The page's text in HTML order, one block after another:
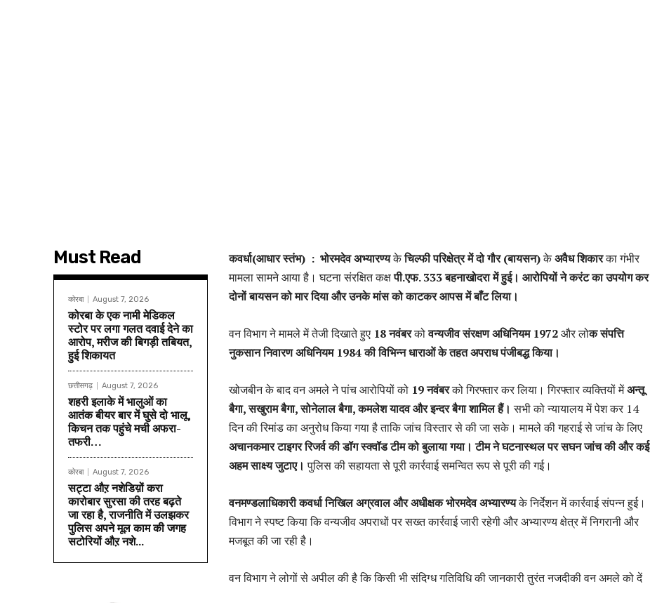
Must Read
कोरबा August 7, 2026
कोरबा के एक नामी मेडिकल
स्टोर पर लगा गलत दवाई देने का
आरोप, मरीज की बिगड़ी तबियत,
हुई शिकायत
छत्तीसगढ़ August 7, 2026
शहरी इलाके में भालुओं का
आतंक बीयर बार में घुसे दो भालू,
किचन तक पहुंचे मची अफरा-
तफरी…
कोरबा August 7, 2026
सट्टा औऱ नशेडिय़ों करा
कारोबार सुरसा की तरह बढ़ते
जा रहा है, राजनीति में उलझकर
पुलिस अपने मूल काम की जगह
सटोरियों औऱ नशे...
कवर्धा(आधार स्तंभ) : भोरमदेव अभ्यारण्यकेचिल्फी परिक्षेत्र में दो गौर (बायसन)केअवैध शिकारका गंभीर
मामला सामने आया है। घटना संरक्षित कक्षपी.एफ. 333 बहनाखोदरा में हुई। आरोपियों ने करंट का उपयोग कर
दोनों बायसन को मार दिया और उनके मांस को काटकर आपस में बाँट लिया।
वन विभाग ने मामले में तेजी दिखाते हुए 18 नवंबरकोवन्यजीव संरक्षण अधिनियम 1972और लोक संपत्ति
नुकसान निवारण अधिनियम 1984 की विभिन्न धाराओं के तहत अपराध पंजीबद्ध किया।
खोजबीन के बाद वन अमले ने पांच आरोपियों को 19 नवंबरको गिरफ्तार कर लिया। गिरफ्तार व्यक्तियों मेंअन्तू
बैगा, सखुराम बैगा, सोनेलाल बैगा, कमलेश यादव और इन्दर बैगा शामिल हैं। सभी को न्यायालय में पेश कर 14
दिन की रिमांड का अनुरोध किया गया है ताकि जांच विस्तार से की जा सके। मामले की गहराई से जांच के लिए
अचानकमार टाइगर रिजर्व की डॉग स्क्वॉड टीम को बुलाया गया। टीम ने घटनास्थल पर सघन जांच की और कई
अहम साक्ष्य जुटाए। पुलिस की सहायता से पूरी कार्रवाई समन्वित रूप से पूरी की गई।
वनमण्डलाधिकारी कवर्धा निखिल अग्रवाल और अधीक्षक भोरमदेव अभ्यारण्यके निर्देशन में कार्रवाई संपन्न हुई।
विभाग ने स्पष्ट किया कि वन्यजीव अपराधों पर सख्त कार्रवाई जारी रहेगी और अभ्यारण्य क्षेत्र में निगरानी और
मजबूत की जा रही है।
वन विभाग ने लोगों से अपील की है कि किसी भी संदिग्ध गतिविधि की जानकारी तुरंत नजदीकी वन अमले को दें